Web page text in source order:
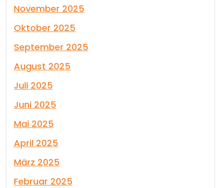
November 2025
Oktober 2025
September 2025
August 2025
Juli 2025
Juni 2025
Mai 2025
April 2025
März 2025
Februar 2025